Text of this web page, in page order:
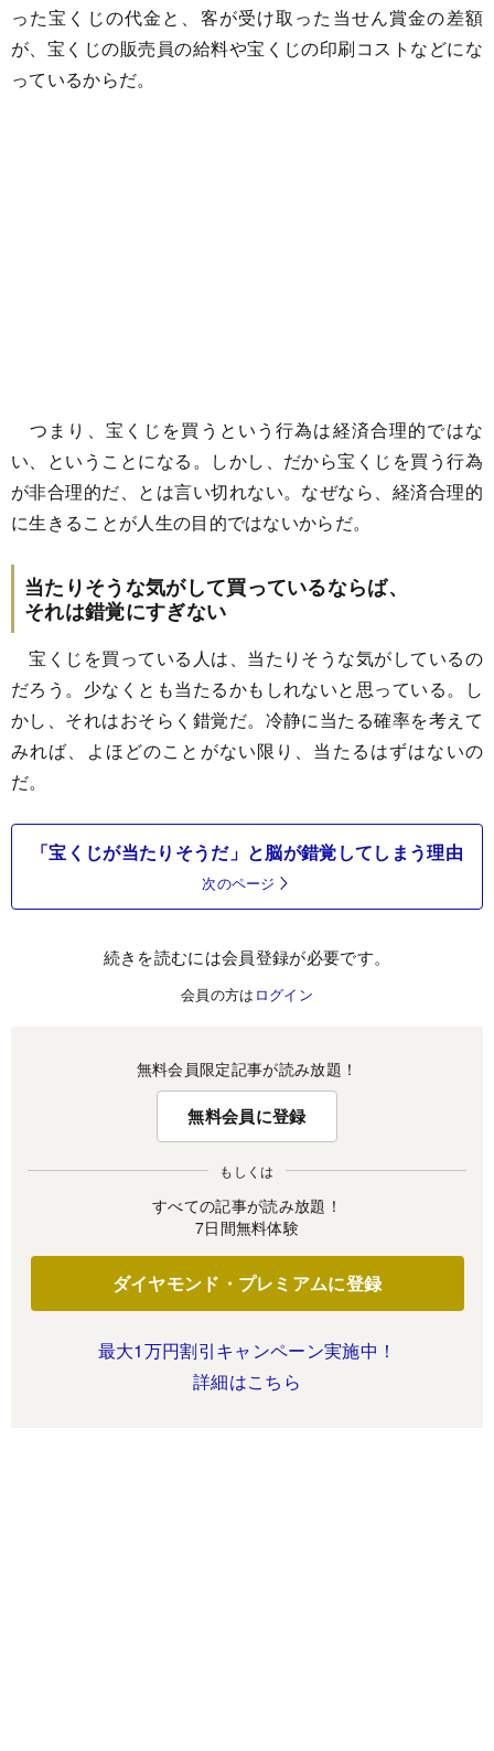
った宝くじの代金と、客が受け取った当せん賞金の差額
が、宝くじの販売員の給料や宝くじの印刷コストなどにな
っているからだ。
つまり、宝くじを買うという行為は経済合理的ではな
い、ということになる。しかし、だから宝くじを買う行為
が非合理的だ、とは言い切れない。なぜなら、経済合理的
に生きることが人生の目的ではないからだ。
当たりそうな気がして買っているならば、
それは錯覚にすぎない
宝くじを買っている人は、当たりそうな気がしているの
だろう。少なくとも当たるかもしれないと思っている。し
かし、それはおそらく錯覚だ。冷静に当たる確率を考えて
みれば、よほどのことがない限り、当たるはずはないの
だ。
「宝くじが当たりそうだ」と脳が錯覚してしまう理由
次のページ
続きを読むには会員登録が必要です。
会員の方は ログイン
無料会員限定記事が読み放題！
無料会員に登録
もしくは
すべての記事が読み放題！
7日間無料体験
ダイヤモンド・プレミアムに登録
最大1万円割引キャンペーン実施中！
詳細はこちら